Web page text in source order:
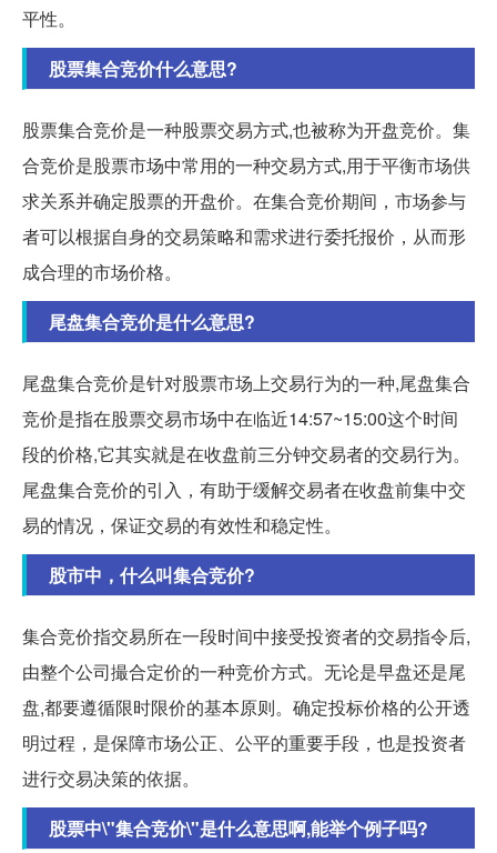
平性。
股票集合竞价什么意思?
股票集合竞价是一种股票交易方式,也被称为开盘竞价。集
合竞价是股票市场中常用的一种交易方式,用于平衡市场供
求关系并确定股票的开盘价。在集合竞价期间，市场参与
者可以根据自身的交易策略和需求进行委托报价，从而形
成合理的市场价格。
尾盘集合竞价是什么意思?
尾盘集合竞价是针对股票市场上交易行为的一种,尾盘集合
竞价是指在股票交易市场中在临近14:57~15:00这个时间
段的价格,它其实就是在收盘前三分钟交易者的交易行为。
尾盘集合竞价的引入，有助于缓解交易者在收盘前集中交
易的情况，保证交易的有效性和稳定性。
股市中，什么叫集合竞价?
集合竞价指交易所在一段时间中接受投资者的交易指令后,
由整个公司撮合定价的一种竞价方式。无论是早盘还是尾
盘,都要遵循限时限价的基本原则。确定投标价格的公开透
明过程，是保障市场公正、公平的重要手段，也是投资者
进行交易决策的依据。
股票中\"集合竞价\"是什么意思啊,能举个例子吗?